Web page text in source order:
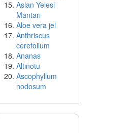
Aslan Yelesi
Mantarı
Aloe vera jel
Anthriscus
cerefolium
Ananas
Altınotu
Ascophyllum
nodosum